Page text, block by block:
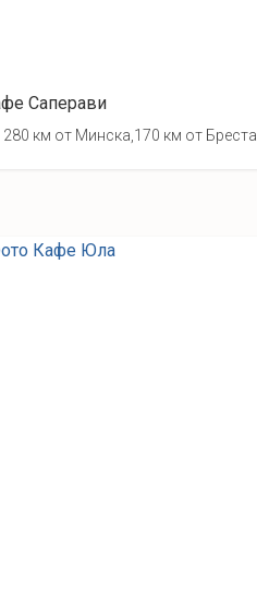
Саперави
280 км от Минска,170 км от Бреста